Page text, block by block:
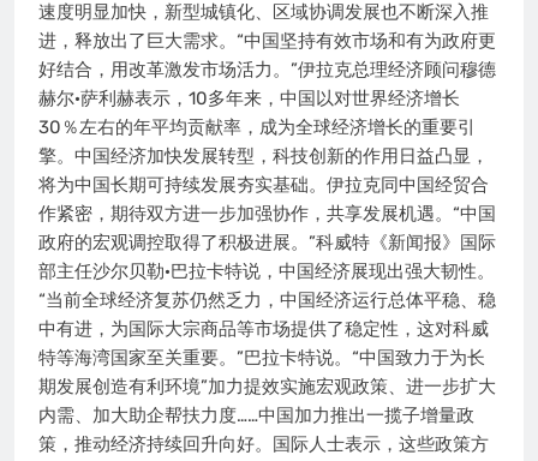
速度明显加快，新型城镇化、区域协调发展也不断深入推
进，释放出了巨大需求。“中国坚持有效市场和有为政府更
好结合，用改革激发市场活力。”伊拉克总理经济顾问穆德
赫尔·萨利赫表示，10多年来，中国以对世界经济增长
30％左右的年平均贡献率，成为全球经济增长的重要引
擎。中国经济加快发展转型，科技创新的作用日益凸显，
将为中国长期可持续发展夯实基础。伊拉克同中国经贸合
作紧密，期待双方进一步加强协作，共享发展机遇。“中国
政府的宏观调控取得了积极进展。”科威特《新闻报》国际
部主任沙尔贝勒·巴拉卡特说，中国经济展现出强大韧性。
“当前全球经济复苏仍然乏力，中国经济运行总体平稳、稳
中有进，为国际大宗商品等市场提供了稳定性，这对科威
特等海湾国家至关重要。”巴拉卡特说。“中国致力于为长
期发展创造有利环境”加力提效实施宏观政策、进一步扩大
内需、加大助企帮扶力度……中国加力推出一揽子增量政
策，推动经济持续回升向好。国际人士表示，这些政策方